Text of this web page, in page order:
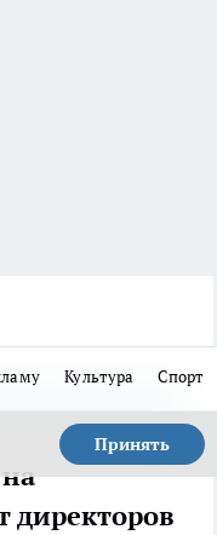
Культура Спорт
Принять
директоров